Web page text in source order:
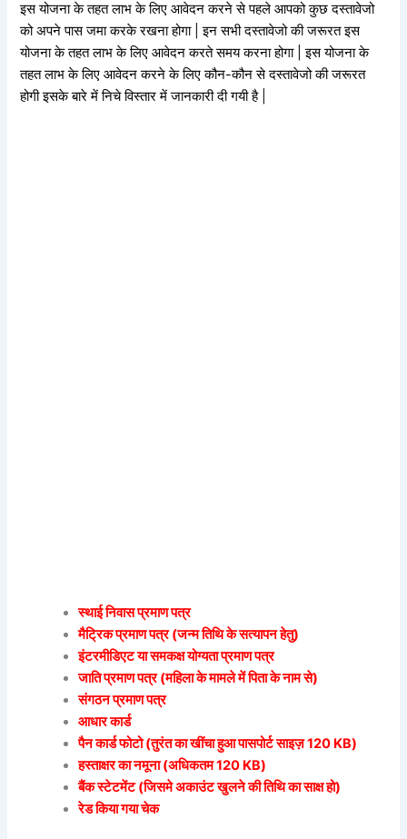
इस योजना के तहत लाभ के लिए आवेदन करने से पहले आपको कुछ दस्तावेजो
को अपने पास जमा करके रखना होगा | इन सभी दस्तावेजो की जरूरत इस
योजना के तहत लाभ के लिए आवेदन करते समय करना होगा | इस योजना के
तहत लाभ के लिए आवेदन करने के लिए कौन-कौन से दस्तावेजो की जरूरत
होगी इसके बारे में निचे विस्तार में जानकारी दी गयी है |
स्थाई निवास प्रमाण पत्र
मैट्रिक प्रमाण पत्र (जन्म तिथि के सत्यापन हेतु)
इंटरमीडिएट या समकक्ष योग्यता प्रमाण पत्र
जाति प्रमाण पत्र (महिला के मामले में पिता के नाम से)
संगठन प्रमाण पत्र
आधार कार्ड
पैन कार्ड फोटो (तुरंत का खींचा हुआ पासपोर्ट साइज़ 120 KB)
हस्ताक्षर का नमूना (अधिकतम 120 KB)
बैंक स्टेटमेंट (जिसमे अकाउंट खुलने की तिथि का साक्ष हो)
रेड किया गया चेक